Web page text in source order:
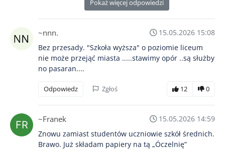
Pokaż więcej odpowiedzi
~nnn.
15.05.2026 15:08
Bez przesady. "Szkoła wyższa" o poziomie liceum
nie może przejąć miasta .....stawimy opór ..są służby
no pasaran....
Odpowiedz Zgłoś 12 0
~Franek
15.05.2026 14:59
Znowu zamiast studentów uczniowie szkół średnich.
Brawo. Już składam papiery na tą „Óczelnię”